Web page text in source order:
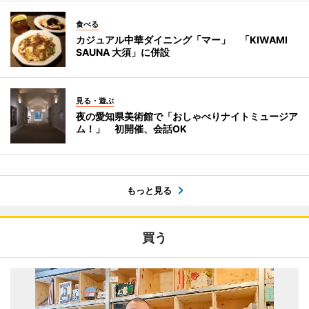
食べる
カジュアル中華ダイニング「マー」 「KIWAMI
SAUNA 大須」に併設
見る・遊ぶ
夜の愛知県美術館で「おしゃべりナイトミュージア
ム！」 初開催、会話OK
もっと見る
買う